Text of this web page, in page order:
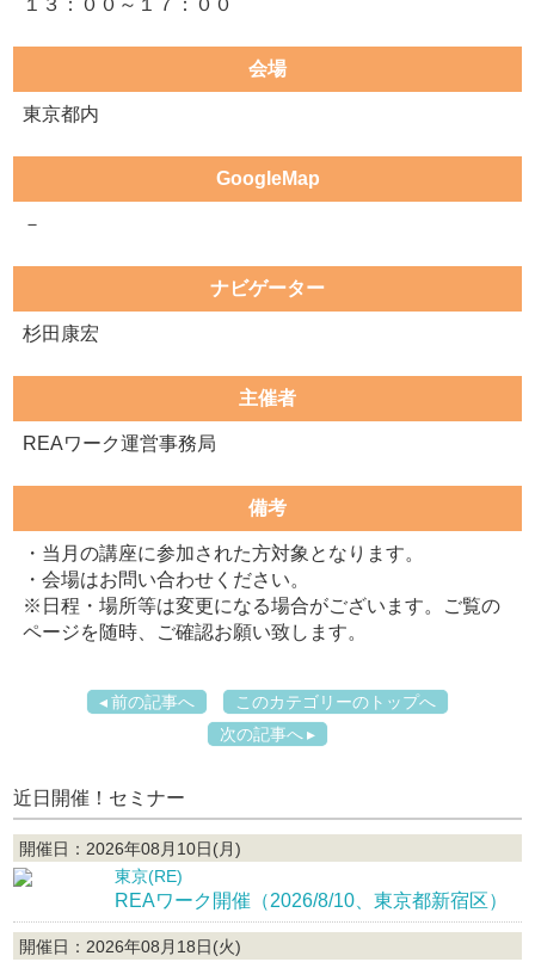
１３：００～１７：００
会場
東京都内
GoogleMap
－
ナビゲーター
杉田康宏
主催者
REAワーク運営事務局
備考
・当月の講座に参加された方対象となります。
・会場はお問い合わせください。
※日程・場所等は変更になる場合がございます。ご覧の
ページを随時、ご確認お願い致します。
前の記事へ
このカテゴリーのトップへ
次の記事へ
近日開催！セミナー
開催日：2026年08月10日(月)
東京(RE)
REAワーク開催（2026/8/10、東京都新宿区）
開催日：2026年08月18日(火)